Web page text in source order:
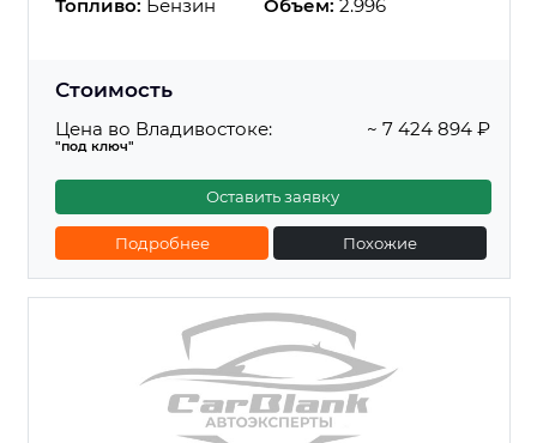
Топливо: Бензин Объем: 2.996
Стоимость
Цена во Владивостоке:
"под ключ"
~ 7 424 894 ₽
Оставить заявку
Подробнее Похожие